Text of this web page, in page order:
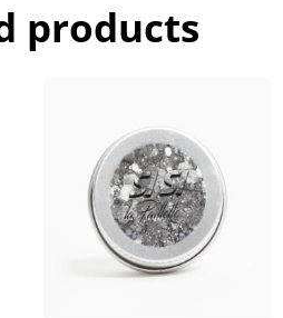
products